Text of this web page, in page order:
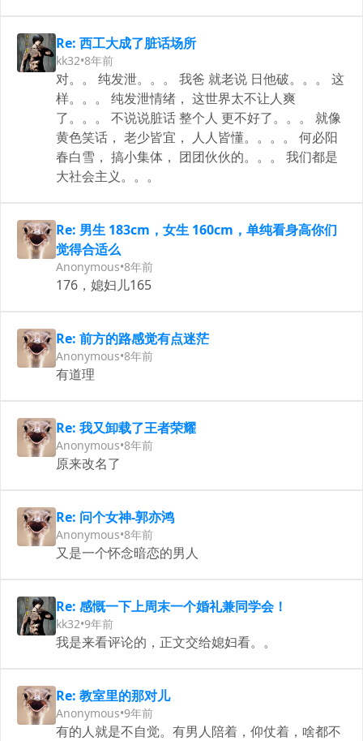
Re: 西工大成了脏话场所
kk32•8年前
对。。 纯发泄。。。 我爸 就老说 日他破。。。 这
样。。。 纯发泄情绪， 这世界太不让人爽
了。。。 不说说脏话 整个人 更不好了。。。 就像
黄色笑话， 老少皆宜， 人人皆懂。。。。 何必阳
春白雪， 搞小集体， 团团伙伙的。。。 我们都是
大社会主义。。。
Re: 男生 183cm，女生 160cm，单纯看身高你们
觉得合适么
Anonymous•8年前
176，媳妇儿165
Re: 前方的路感觉有点迷茫
Anonymous•8年前
有道理
Re: 我又卸载了王者荣耀
Anonymous•8年前
原来改名了
Re: 问个女神-郭亦鸿
Anonymous•8年前
又是一个怀念暗恋的男人
Re: 感慨一下上周末一个婚礼兼同学会！
kk32•9年前
我是来看评论的，正文交给媳妇看。。
Re: 教室里的那对儿
Anonymous•9年前
有的人就是不自觉。有男人陪着，仰仗着，啥都不